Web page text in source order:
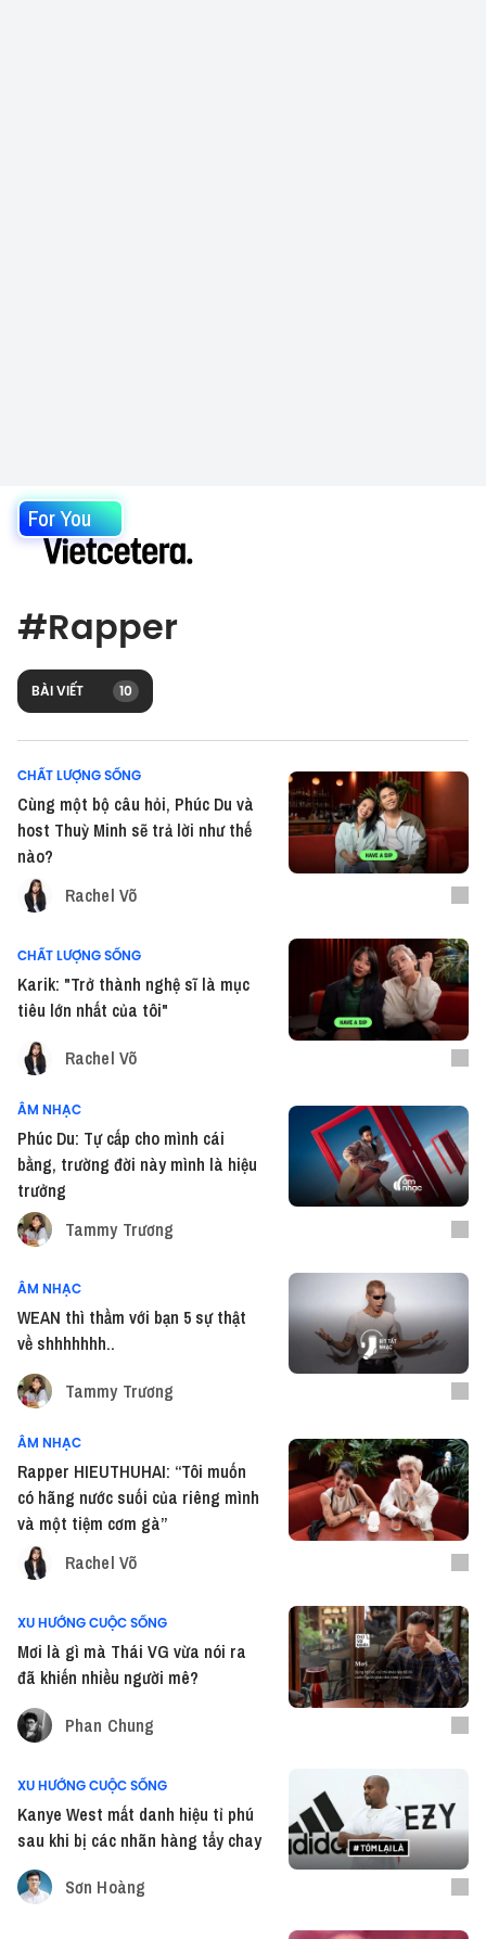
For You
#Rapper
BÀI VIẾT 10
CHẤT LƯỢNG SỐNG
Cùng một bộ câu hỏi, Phúc Du và
host Thuỳ Minh sẽ trả lời như thế
nào?
Rachel Võ
CHẤT LƯỢNG SỐNG
Karik: "Trở thành nghệ sĩ là mục
tiêu lớn nhất của tôi"
Rachel Võ
ÂM NHẠC
Phúc Du: Tự cấp cho mình cái
bằng, trường đời này mình là hiệu
trưởng
Tammy Trương
ÂM NHẠC
WEAN thì thầm với bạn 5 sự thật
về shhhhhhh..
Tammy Trương
ÂM NHẠC
Rapper HIEUTHUHAI: “Tôi muốn
có hãng nước suối của riêng mình
và một tiệm cơm gà”
Rachel Võ
XU HƯỚNG CUỘC SỐNG
Mơi là gì mà Thái VG vừa nói ra
đã khiến nhiều người mê?
Phan Chung
XU HƯỚNG CUỘC SỐNG
Kanye West mất danh hiệu tỉ phú
sau khi bị các nhãn hàng tẩy chay
Sơn Hoàng